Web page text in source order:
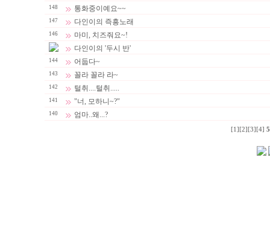
148 통화중이예요~~
147 다인이의 즉흥노래
146
마미, 치즈줘요~!
다인이의 '두시 반'
144 어둡다~
143 꼴라 꼴라 라~
142 털취....털취.....
141 "너, 모하니~?"
140 엄마..왜...?
[1] [2] [3] [4] 5